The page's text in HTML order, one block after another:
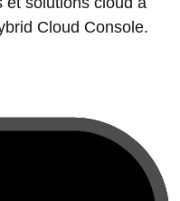
Cloud Console.